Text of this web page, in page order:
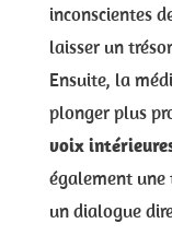
inconscientes
laisser un
Ensuite, la
plonger plus
voix
également une
un dialogue